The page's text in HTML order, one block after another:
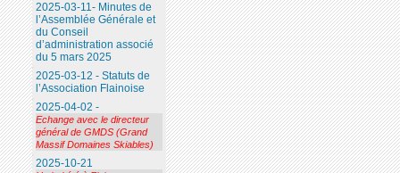
2025-03-11- Minutes de
l’Assemblée Générale et
du Conseil
d’administration associé
du 5 mars 2025
2025-03-12 - Statuts de
l’Association Flainoise
2025-04-02 -
Echange avec le directeur
général de GMDS (Grand
Massif Domaines Skiables)
2025-10-21